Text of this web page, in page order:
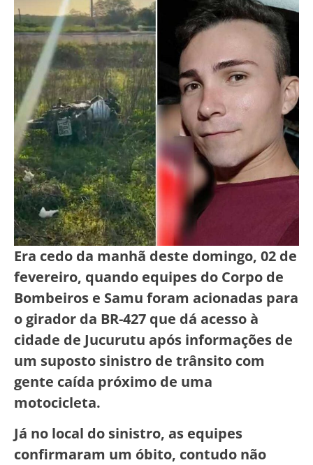
Era cedo da manhã deste domingo, 02 de
fevereiro, quando equipes do Corpo de
Bombeiros e Samu foram acionadas para
o girador da BR-427 que dá acesso à
cidade de Jucurutu após informações de
um suposto sinistro de trânsito com
gente caída próximo de uma
motocicleta.
Já no local do sinistro, as equipes
confirmaram um óbito, contudo não